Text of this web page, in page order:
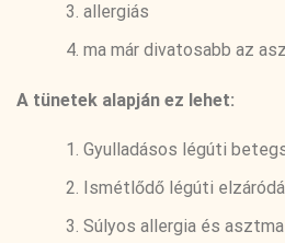
allergiás
ma már divatosabb az
A tünetek alapján ez lehet:
Gyulladásos légúti
Ismétlődő légúti
Súlyos allergia és asztma